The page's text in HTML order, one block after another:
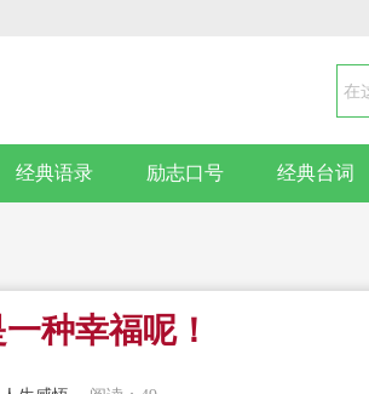
经典语录 励志口号 经典台词
种幸福呢！